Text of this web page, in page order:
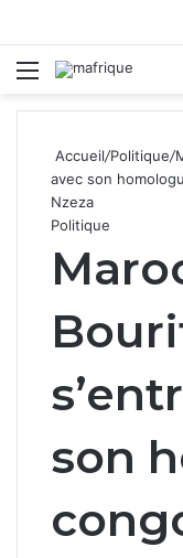
Menu
Accueil/Politique/
avec son
Nzeza
Politique
son